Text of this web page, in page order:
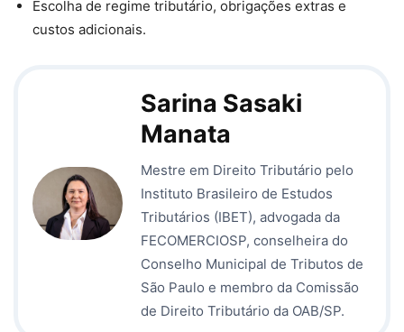
Escolha de regime tributário, obrigações extras e
custos adicionais.
Sarina Sasaki
Manata
Mestre em Direito Tributário pelo
Instituto Brasileiro de Estudos
Tributários (IBET), advogada da
FECOMERCIOSP, conselheira do
Conselho Municipal de Tributos de
São Paulo e membro da Comissão
de Direito Tributário da OAB/SP.